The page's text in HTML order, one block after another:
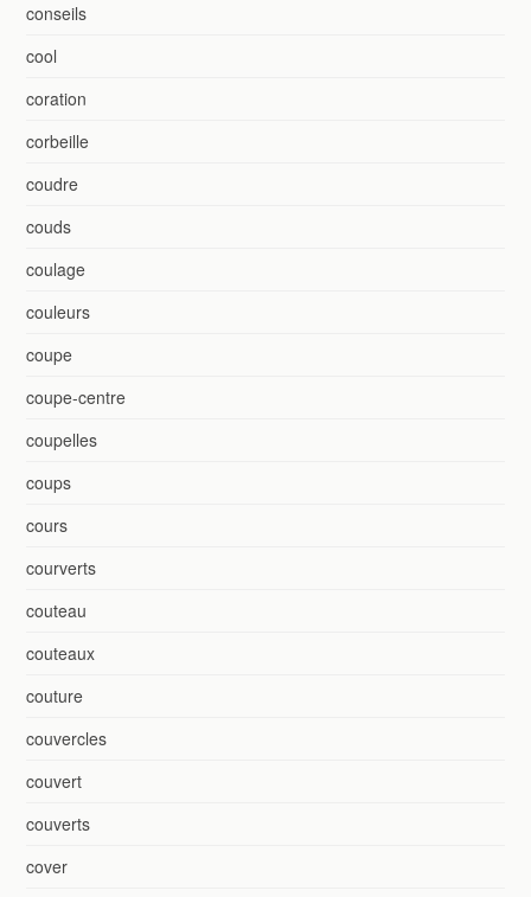
conseils
cool
coration
corbeille
coudre
couds
coulage
couleurs
coupe
coupe-centre
coupelles
coups
cours
courverts
couteau
couteaux
couture
couvercles
couvert
couverts
cover